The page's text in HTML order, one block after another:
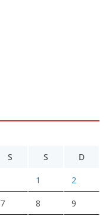
S S D
1 2
7 8 9